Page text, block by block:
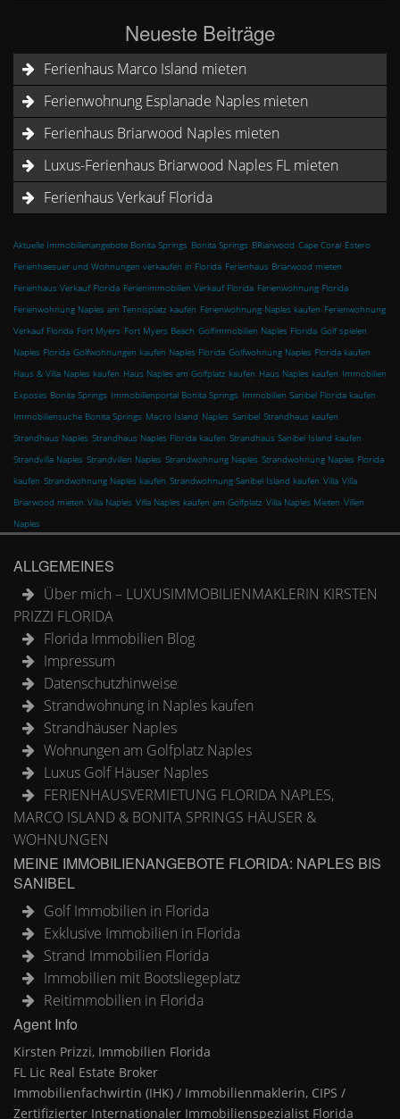
Neueste Beiträge
Ferienhaus Marco Island mieten
Ferienwohnung Esplanade Naples mieten
Ferienhaus Briarwood Naples mieten
Luxus-Ferienhaus Briarwood Naples FL mieten
Ferienhaus Verkauf Florida
Aktuelle Immobilienangebote Bonita Springs Bonita Springs BRiarwood Cape Coral Estero
Ferienhaesuer und Wohnungen verkaufen in Florida Ferienhaus Briarwood mieten
Ferienhaus Verkauf Florida Ferienimmobilien Verkauf Florida Ferienwohnung Florida
Ferienwohnung Naples am Tennisplatz kaufen Ferienwohnung Naples kaufen Ferienwohnung
Verkauf Florida Fort Myers Fort Myers Beach Golfimmobilien Naples Florida Golf spielen
Naples Florida Golfwohnungen kaufen Naples Florida Golfwohnung Naples Florida kaufen
Haus & Villa Naples kaufen Haus Naples am Golfplatz kaufen Haus Naples kaufen Immobilien
Exposes Bonita Springs Immobilienportal Bonita Springs Immobilien Sanibel Florida kaufen
Immobiliensuche Bonita Springs Macro Island Naples Sanibel Strandhaus kaufen
Strandhaus Naples Strandhaus Naples Florida kaufen Strandhaus Sanibel Island kaufen
Strandvilla Naples Strandvillen Naples Strandwohnung Naples Strandwohnung Naples Florida
kaufen Strandwohnung Naples kaufen Strandwohnung Sanibel Island kaufen Villa Villa
Briarwood mieten Villa Naples Villa Naples kaufen am Golfplatz Villa Naples Mieten Villen
Naples
ALLGEMEINES
Über mich – LUXUSIMMOBILIENMAKLERIN KIRSTEN
PRIZZI FLORIDA
Florida Immobilien Blog
Impressum
Datenschutzhinweise
Strandwohnung in Naples kaufen
Strandhäuser Naples
Wohnungen am Golfplatz Naples
Luxus Golf Häuser Naples
FERIENHAUSVERMIETUNG FLORIDA NAPLES,
MARCO ISLAND & BONITA SPRINGS HÄUSER &
WOHNUNGEN
MEINE IMMOBILIENANGEBOTE FLORIDA: NAPLES BIS
SANIBEL
Golf Immobilien in Florida
Exklusive Immobilien in Florida
Strand Immobilien Florida
Immobilien mit Bootsliegeplatz
Reitimmobilien in Florida
Agent Info
Kirsten Prizzi, Immobilien Florida
FL Lic Real Estate Broker
Immobilienfachwirtin (IHK) / Immobilienmaklerin, CIPS /
Zertifizierter Internationaler Immobilienspezialist Florida